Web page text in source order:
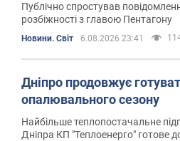
Публічно спростував
розбіжності з главою Пентагону
Новини. Світ 6.08.2026 23:41
Дніпро продовжує
опалювального сезону
Найбільше теплопостачальне
Дніпра КП "Теплоенерго" готове до